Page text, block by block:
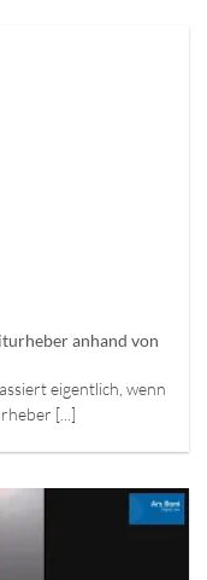
anhand von
eigentlich, wenn
[...]